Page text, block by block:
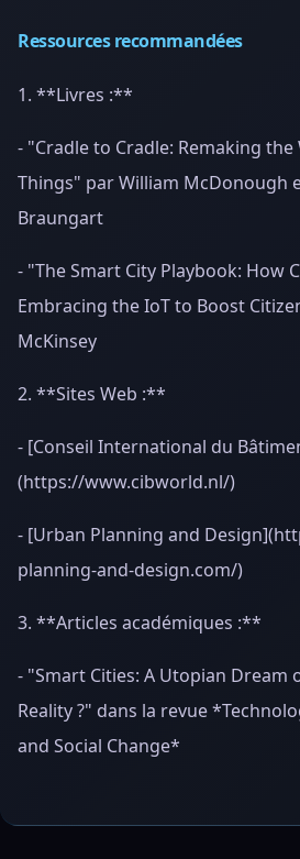
Ressources recommandées
1. **Livres :**
- "Cradle to Cradle: Remaking the
Things" par William McDonough
Braungart
- "The Smart City Playbook: How
Embracing the IoT to Boost
McKinsey
2. **Sites Web :**
- [Conseil International du
(https://www.cibworld.nl/)
- [Urban Planning and
planning-and-design.com/)
3. **Articles académiques :**
- "Smart Cities: A Utopian Dream
Reality ?" dans la revue
and Social Change*